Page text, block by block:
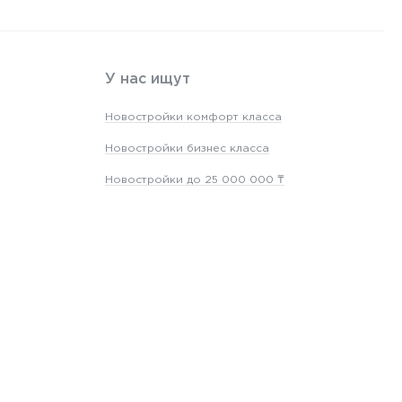
У нас ищут
Новостройки комфорт класса
Новостройки бизнес класса
Новостройки до 25 000 000 ₸